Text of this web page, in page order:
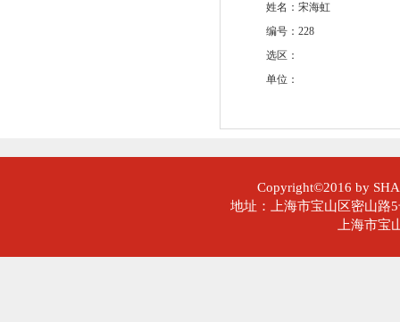
姓名：宋海虹
编号：228
选区：
单位：
Copyright©2016 by
地址：上海市宝山区密山
上海市宝